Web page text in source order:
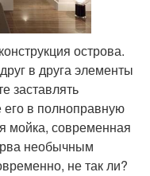
острова.
в друга элементы
заставлять
в полноправную
мойка, современная
необычным
не так ли?